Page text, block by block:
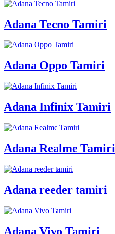
Adana Tecno Tamiri
Adana Oppo Tamiri
Adana Infinix Tamiri
Adana Realme Tamiri
Adana reeder tamiri
Adana Vivo Tamiri